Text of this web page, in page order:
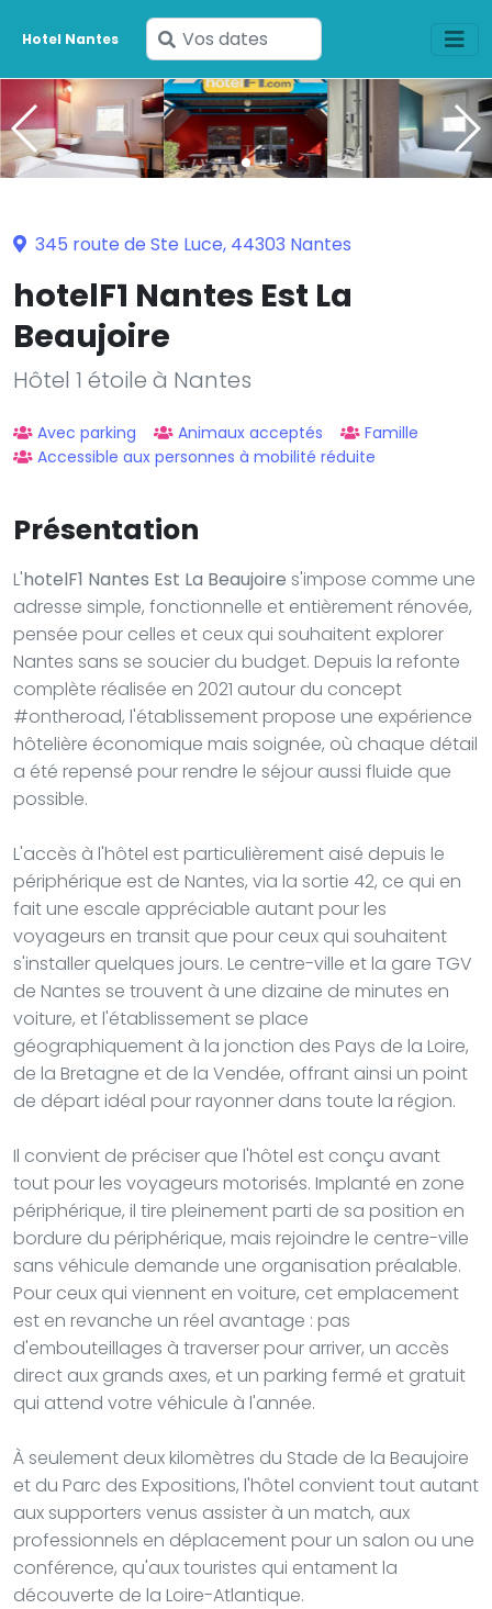
Hotel Nantes
Saisissez
vos
dates
345 route de Ste Luce, 44303 Nantes
hotelF1 Nantes Est La
Beaujoire
Hôtel 1 étoile à Nantes
Avec parking Animaux acceptés
Famille
Accessible aux personnes à mobilité réduite
Présentation
L'hotelF1 Nantes Est La Beaujoire s'impose comme une
adresse simple, fonctionnelle et entièrement rénovée,
pensée pour celles et ceux qui souhaitent explorer
Nantes sans se soucier du budget. Depuis la refonte
complète réalisée en 2021 autour du concept
#ontheroad, l'établissement propose une expérience
hôtelière économique mais soignée, où chaque détail
a été repensé pour rendre le séjour aussi fluide que
possible.
L'accès à l'hôtel est particulièrement aisé depuis le
périphérique est de Nantes, via la sortie 42, ce qui en
fait une escale appréciable autant pour les
voyageurs en transit que pour ceux qui souhaitent
s'installer quelques jours. Le centre-ville et la gare TGV
de Nantes se trouvent à une dizaine de minutes en
voiture, et l'établissement se place
géographiquement à la jonction des Pays de la Loire,
de la Bretagne et de la Vendée, offrant ainsi un point
de départ idéal pour rayonner dans toute la région.
Il convient de préciser que l'hôtel est conçu avant
tout pour les voyageurs motorisés. Implanté en zone
périphérique, il tire pleinement parti de sa position en
bordure du périphérique, mais rejoindre le centre-ville
sans véhicule demande une organisation préalable.
Pour ceux qui viennent en voiture, cet emplacement
est en revanche un réel avantage : pas
d'embouteillages à traverser pour arriver, un accès
direct aux grands axes, et un parking fermé et gratuit
qui attend votre véhicule à l'année.
À seulement deux kilomètres du Stade de la Beaujoire
et du Parc des Expositions, l'hôtel convient tout autant
aux supporters venus assister à un match, aux
professionnels en déplacement pour un salon ou une
conférence, qu'aux touristes qui entament la
découverte de la Loire-Atlantique.